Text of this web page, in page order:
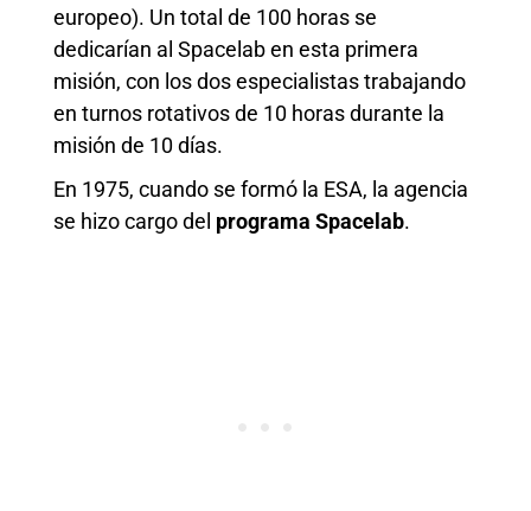
europeo). Un total de 100 horas se
dedicarían al Spacelab en esta primera
misión, con los dos especialistas trabajando
en turnos rotativos de 10 horas durante la
misión de 10 días.
En 1975, cuando se formó la ESA, la agencia
se hizo cargo del programa Spacelab.